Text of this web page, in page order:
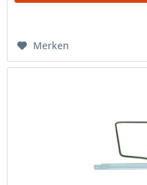
Merken